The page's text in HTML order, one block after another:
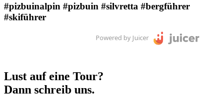
#pizbuinalpin #pizbuin #silvretta #bergführer
#skiführer
Powered by Juicer
Lust auf eine Tour?
Dann schreib uns.